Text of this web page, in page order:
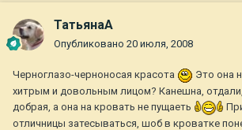
ТатьянаА
Опубликовано 20 июля, 2008
Черноглазо-черноносая красота
Это она
хитрым и довольным лицом? Канешна, отдали,
добрая, а она на кровать не пущаеть
отличницы затесываться, шоб в кроватке